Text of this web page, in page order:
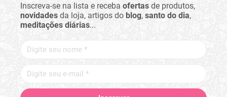
Inscreva-se na lista e receba ofertas de produtos,
novidades da loja, artigos do blog, santo do dia,
meditações diárias...